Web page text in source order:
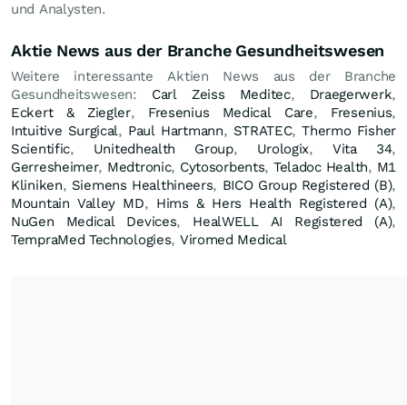
und Analysten.
Aktie News aus der Branche Gesundheitswesen
Weitere interessante Aktien News aus der Branche
Gesundheitswesen: Carl Zeiss Meditec, Draegerwerk,
Eckert & Ziegler, Fresenius Medical Care, Fresenius,
Intuitive Surgical, Paul Hartmann, STRATEC,Thermo Fisher
Scientific, Unitedhealth Group, Urologix, Vita 34,
Gerresheimer, Medtronic, Cytosorbents, Teladoc Health, M1
Kliniken, Siemens Healthineers, BICO Group Registered (B),
Mountain Valley MD, Hims & Hers Health Registered (A),
NuGen Medical Devices, HealWELL AI Registered (A),
TempraMed Technologies, Viromed Medical